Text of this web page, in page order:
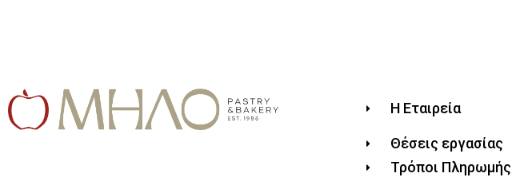
Η Εταιρεία
Θέσεις εργασίας
Τρόποι Πληρωμής